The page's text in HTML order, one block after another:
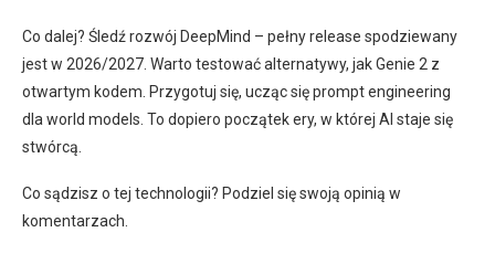
Co dalej? Śledź rozwój DeepMind – pełny release spodziewany
jest w 2026/2027. Warto testować alternatywy, jak Genie 2 z
otwartym kodem. Przygotuj się, ucząc się prompt engineering
dla world models. To dopiero początek ery, w której AI staje się
stwórcą.
Co sądzisz o tej technologii? Podziel się swoją opinią w
komentarzach.